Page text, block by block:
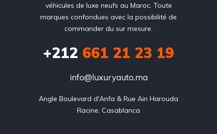
véhicules de luxe neufs au Maroc. Toute
marques confondues avec la possibilité de
commander du sur mesure.
+212 ‭661 21 23 19‬
info@luxuryauto.ma
Angle Boulevard d'Anfa & Rue Ain Harouda
Racine, Casablanca